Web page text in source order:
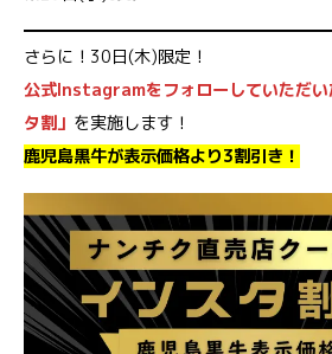
さらに！30日(木)限定！
公式Instagramをフォローしていただい
タ割」 を実施します！
鹿児島黒牛が表示価格より3割引き！